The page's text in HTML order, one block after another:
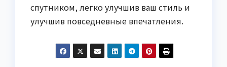
спутником, легко улучшив ваш стиль и
улучшив повседневные впечатления.